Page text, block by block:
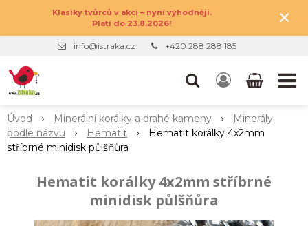
Klasiky tvůrců v akci – nyní výhodněji.
Platí do 23.8.2026!
×
info@istraka.cz +420 288 288 185
Úvod Minerální korálky a drahé kameny
Minerály
podle názvu
Hematit
Hematit korálky 4x2mm
stříbrné minidisk půlšňůra
Hematit korálky 4x2mm stříbrné
minidisk půlšňůra